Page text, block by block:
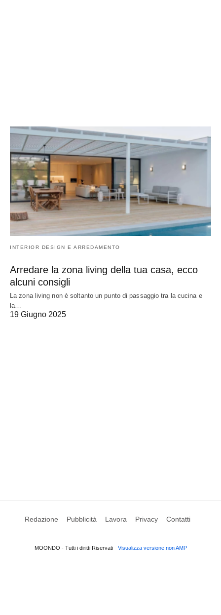
INTERIOR DESIGN E ARREDAMENTO
Arredare la zona living della tua casa, ecco
alcuni consigli
La zona living non è soltanto un punto di passaggio tra la cucina e
la…
19 Giugno 2025
Redazione Pubblicità Lavora Privacy Contatti
MOONDO - Tutti i diritti Riservati Visualizza versione non AMP